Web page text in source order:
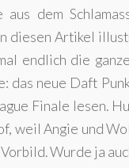
aus dem
diesen Artikel
endlich die
das neue Daft
Finale lesen.
weil Angie und
Wurde ja